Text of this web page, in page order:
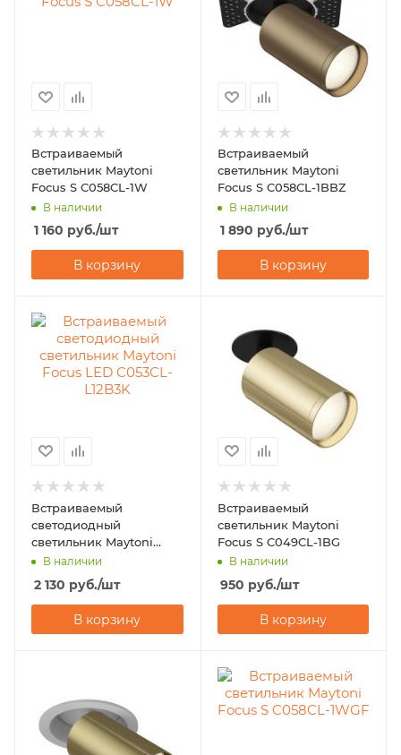
Встраиваемый
светильник Maytoni
Focus S C058CL-1W
В наличии
1 160 руб./шт
В корзину
Встраиваемый
светильник Maytoni
Focus S C058CL-1BBZ
В наличии
1 890 руб./шт
В корзину
Встраиваемый
светодиодный
светильник Maytoni
Focus LED C053CL-
В наличии
2 130 руб./шт
В корзину
Встраиваемый
светильник Maytoni
Focus S C049CL-1BG
В наличии
950 руб./шт
В корзину